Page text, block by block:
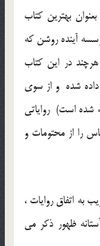
بهترین کتاب
آینده روشن که
در این کتاب
شده و از سوی
شده است) روایاتی
را از محتومات و
به اتفاق روایات ،
ظهور ذکر می